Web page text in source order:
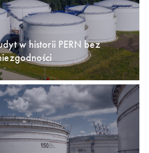
w historii PERN bez